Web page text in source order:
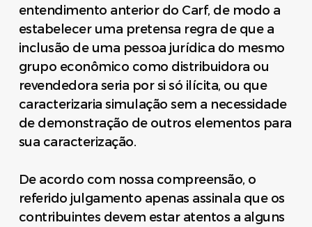
entendimento anterior do Carf, de modo a
estabelecer uma pretensa regra de que a
inclusão de uma pessoa jurídica do mesmo
grupo econômico como distribuidora ou
revendedora seria por si só ilícita, ou que
caracterizaria simulação sem a necessidade
de demonstração de outros elementos para
sua caracterização.
De acordo com nossa compreensão, o
referido julgamento apenas assinala que os
contribuintes devem estar atentos a alguns